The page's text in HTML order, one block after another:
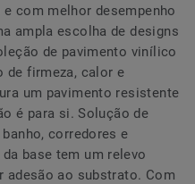
com melhor desempenho
ampla escolha de designs
de pavimento vinílico
de firmeza, calor e
um pavimento resistente
é para si. Solução de
corredores e
base tem um relevo
adesão ao substrato. Com